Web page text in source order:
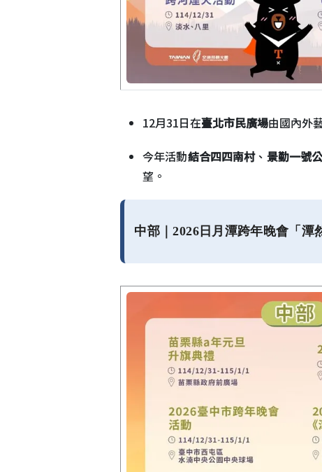
12月31日在臺北市民廣場由國內外
今年活動結合四四南村、 景勤一號
望。
中部｜2026日月潭跨年晚會「潭